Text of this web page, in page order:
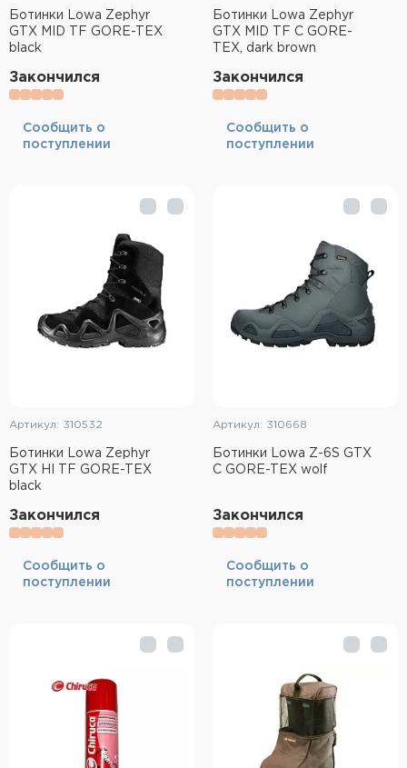
Опоры и станки для оружия
Термосы, термосумки, бутылки
Мишени
Холодная пристрелка оружия
Оружейные шкафы и сейфы
Чехлы и кейсы
Релоадинг
Аксессуары
Ботинки Lowa Zephyr
GTX MID TF GORE-TEX
black
Закончился
Cообщить о
поступлении
Ботинки Lowa Zephyr
GTX MID TF C GORE-
TEX, dark brown
Закончился
Cообщить о
поступлении
Артикул: 310532
Ботинки Lowa Zephyr
GTX HI TF GORE-TEX
black
Закончился
Cообщить о
поступлении
Артикул: 310668
Ботинки Lowa Z-6S GTX
C GORE-TEX wolf
Закончился
Cообщить о
поступлении